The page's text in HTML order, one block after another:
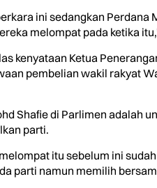
ini sedangkan
melompat pada ketika
kenyataan Ketua
pembelian wakil rakyat
Shafie di Parlimen adalah
parti.
itu sebelum ini
parti namun memilih